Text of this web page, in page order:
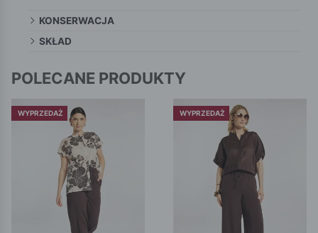
KONSERWACJA
SKŁAD
POLECANE PRODUKTY
WYPRZEDAŻ WYPRZEDAŻ